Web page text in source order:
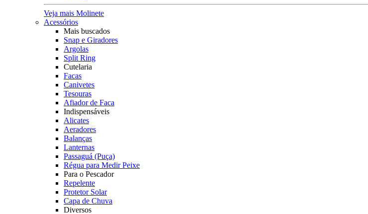
Veja mais Molinete
Acessórios
Mais buscados
Snap e Giradores
Argolas
Split Ring
Cutelaria
Facas
Canivetes
Tesouras
Afiador de Faca
Indispensáveis
Alicates
Aeradores
Balanças
Lanternas
Passaguá (Puça)
Régua para Medir Peixe
Para o Pescador
Repelente
Protetor Solar
Capa de Chuva
Diversos